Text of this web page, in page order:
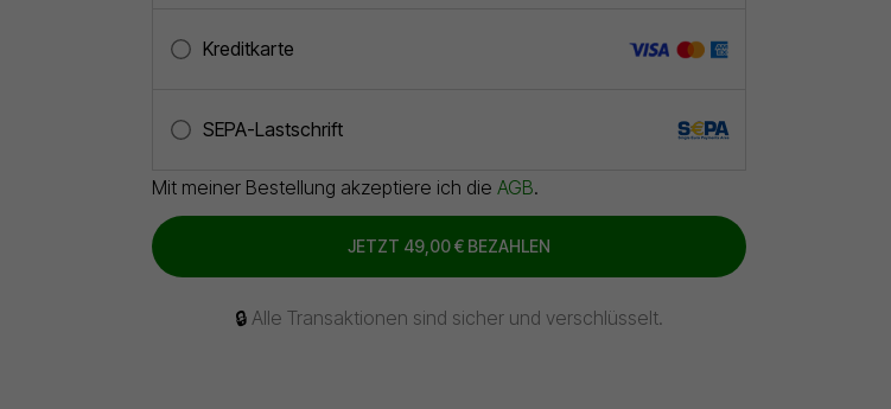
Kreditkarte
SEPA-Lastschrift
Mit meiner Bestellung akzeptiere ich die AGB.
JETZT 49,00 €BEZAHLEN
🔒 Alle Transaktionen sind sicher und verschlüsselt.